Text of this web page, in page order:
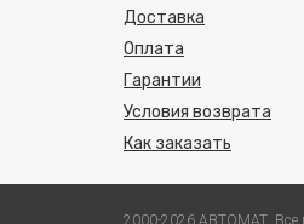
Доставка
Оплата
Гарантии
Условия возврата
Как заказать
2000-2026 АВТОМАТ. Все